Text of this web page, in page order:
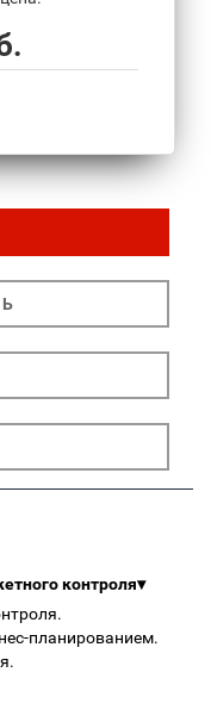
контроля▾
планированием.